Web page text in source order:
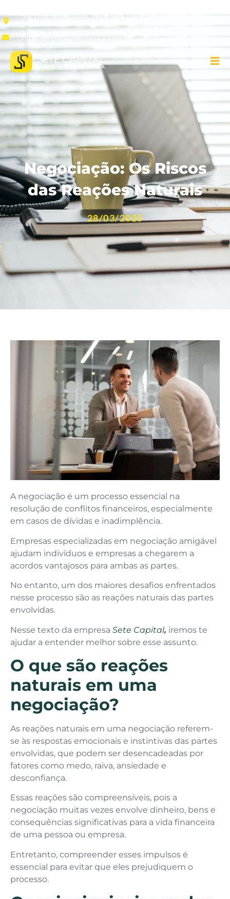
Av. Duque de Caxias, 1925, Sala 104, Praça 14 de Janeiro,
contato@setecapitalmanaus.com.br
Negociação: Os Riscos
das Reações Naturais
28/03/2025
A negociação é um processo essencial na
resolução de conflitos financeiros, especialmente
em casos de dívidas e inadimplência.
Empresas especializadas em negociação amigável
ajudam indivíduos e empresas a chegarem a
acordos vantajosos para ambas as partes.
No entanto, um dos maiores desafios enfrentados
nesse processo são as reações naturais das partes
envolvidas.
Nesse texto da empresa Sete Capital, iremos te
ajudar a entender melhor sobre esse assunto.
O que são reações
naturais em uma
negociação?
As reações naturais em uma negociação referem-
se às respostas emocionais e instintivas das partes
envolvidas, que podem ser desencadeadas por
fatores como medo, raiva, ansiedade e
desconfiança.
Essas reações são compreensíveis, pois a
negociação muitas vezes envolve dinheiro, bens e
consequências significativas para a vida financeira
de uma pessoa ou empresa.
Entretanto, compreender esses impulsos é
essencial para evitar que eles prejudiquem o
processo.